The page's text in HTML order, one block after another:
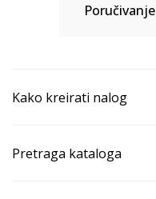
Poručivanje
Kako kreirati nalog
Pretraga kataloga